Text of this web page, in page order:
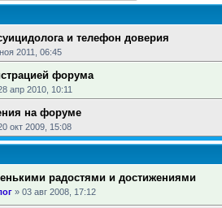
и телефон доверия
2011, 06:45
форума
апр 2010, 10:11
на форуме
окт 2009, 15:08
радостями и достижениями
» 03 авг 2008, 17:12